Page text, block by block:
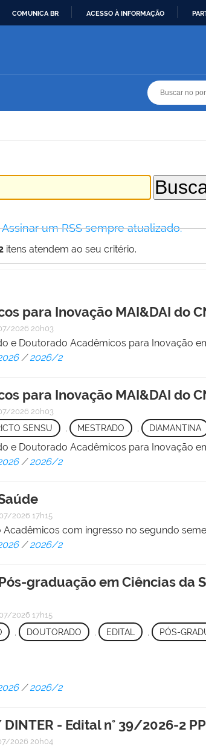
COMUNICA BR ACESSO À INFORMAÇÃO
Assinar um RSS sempre atualizado.
itens atendem ao seu critério.
para Inovação MAI&DAI do
2026 20h03
e Doutorado Acadêmicos para Inovação
/2026/2
para Inovação MAI&DAI do
2026 20h03
SENSU , MESTRADO DIAMANTINA
e Doutorado Acadêmicos para Inovação
/2026/2
2026 17h15
com ingresso no segundo
/2026/2
graduação em Ciências da
2026 17h15
, DOUTORADO , EDITAL PÓS-
/2026/2
- Edital n° 39/2026-2
2026 20h04